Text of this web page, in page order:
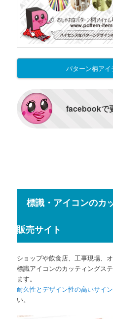
パターン柄アイ
facebookで
標識・アイコンのカ
販売サイト
ショップや飲食店、工事現場、
標識アイコンのカッティングス
ます。
耐久性とデザイン性の高いサイ
い。